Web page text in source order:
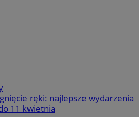
ręki: najlepsze wydarzenia
11 kwietnia